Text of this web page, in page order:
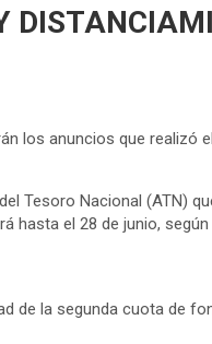
los anuncios que realizó
Tesoro Nacional (ATN)
hasta el 28 de junio,
de la segunda cuota de